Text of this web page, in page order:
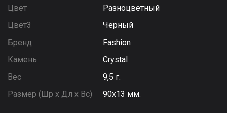
Цвет
Разноцветный
Цвет3
Черный
Бренд
Fashion
Камень
Сrystal
Вес
9,5 г.
Размер (Шр х Дл х Вс)
90х13 мм.